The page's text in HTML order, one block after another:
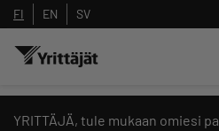
FI EN SV
YRITTÄJÄ, tule mukaan omiesi
Hae sivustolta tai kysy